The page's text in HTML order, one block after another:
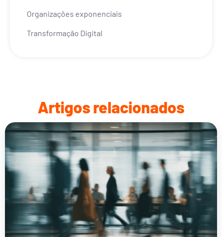
Organizações exponenciais
Transformação Digital
Artigos relacionados